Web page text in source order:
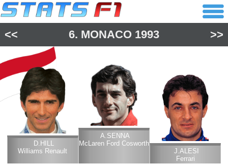
<< 6. MONACO 1993 >>
D.HILL
Williams Renault
A.SENNA
McLaren Ford Cosworth
J.ALESI
Ferrari